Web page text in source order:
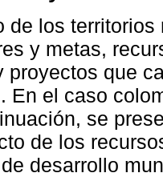
de los
y metas,
proyectos que
En el caso
se
de los
desarrollo